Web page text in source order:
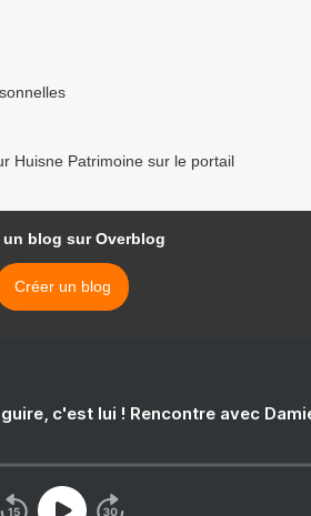
Huisne Patrimoine sur le portail
un blog sur Overblog
Créer un blog
c'est lui ! Rencontre avec